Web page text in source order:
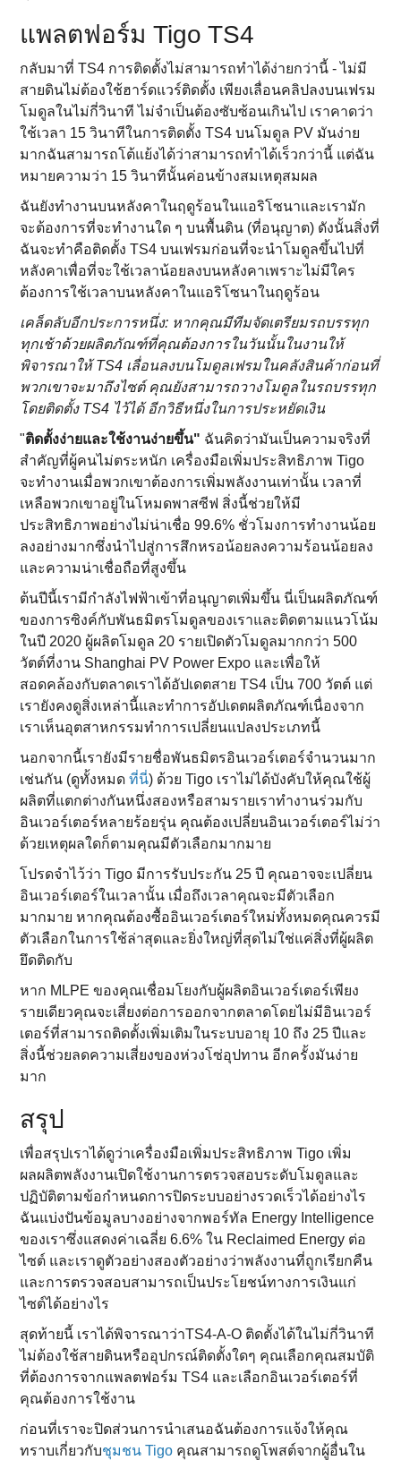
แพลตฟอร์ม Tigo TS4
กลับมาที่ TS4 การติดตั้งไม่สามารถทําได้ง่ายกว่านี้ - ไม่มี
สายดินไม่ต้องใช้ฮาร์ดแวร์ติดตั้ง เพียงเลื่อนคลิปลงบนเฟรม
โมดูลในไม่กี่วินาที ไม่จําเป็นต้องซับซ้อนเกินไป เราคาดว่า
ใช้เวลา 15 วินาทีในการติดตั้ง TS4 บนโมดูล PV มันง่าย
มากฉันสามารถโต้แย้งได้ว่าสามารถทําได้เร็วกว่านี้ แต่ฉัน
หมายความว่า 15 วินาทีนั้นค่อนข้างสมเหตุสมผล
ฉันยังทํางานบนหลังคาในฤดูร้อนในแอริโซนาและเรามัก
จะต้องการที่จะทํางานใด ๆ บนพื้นดิน (ที่อนุญาต) ดังนั้นสิ่งที่
ฉันจะทําคือติดตั้ง TS4 บนเฟรมก่อนที่จะนําโมดูลขึ้นไปที่
หลังคาเพื่อที่จะใช้เวลาน้อยลงบนหลังคาเพราะไม่มีใคร
ต้องการใช้เวลาบนหลังคาในแอริโซนาในฤดูร้อน
เคล็ดลับอีกประการหนึ่ง: หากคุณมีทีมจัดเตรียมรถบรรทุก
ทุกเช้าด้วยผลิตภัณฑ์ที่คุณต้องการในวันนั้นในงานให้
พิจารณาให้ TS4 เลื่อนลงบนโมดูลเฟรมในคลังสินค้าก่อนที่
พวกเขาจะมาถึงไซต์ คุณยังสามารถวางโมดูลในรถบรรทุก
โดยติดตั้ง TS4 ไว้ได้ อีกวิธีหนึ่งในการประหยัดเงิน
"ติดตั้งง่ายและใช้งานง่ายขึ้น" ฉันคิดว่ามันเป็นความจริงที่
สําคัญที่ผู้คนไม่ตระหนัก เครื่องมือเพิ่มประสิทธิภาพ Tigo
จะทํางานเมื่อพวกเขาต้องการเพิ่มพลังงานเท่านั้น เวลาที่
เหลือพวกเขาอยู่ในโหมดพาสซีฟ สิ่งนี้ช่วยให้มี
ประสิทธิภาพอย่างไม่น่าเชื่อ 99.6% ชั่วโมงการทํางานน้อย
ลงอย่างมากซึ่งนําไปสู่การสึกหรอน้อยลงความร้อนน้อยลง
และความน่าเชื่อถือที่สูงขึ้น
ต้นปีนี้เรามีกําลังไฟฟ้าเข้าที่อนุญาตเพิ่มขึ้น นี่เป็นผลิตภัณฑ์
ของการซิงค์กับพันธมิตรโมดูลของเราและติดตามแนวโน้ม
ในปี 2020 ผู้ผลิตโมดูล 20 รายเปิดตัวโมดูลมากกว่า 500
วัตต์ที่งาน Shanghai PV Power Expo และเพื่อให้
สอดคล้องกับตลาดเราได้อัปเดตสาย TS4 เป็น 700 วัตต์ แต่
เรายังคงดูสิ่งเหล่านี้และทําการอัปเดตผลิตภัณฑ์เนื่องจาก
เราเห็นอุตสาหกรรมทําการเปลี่ยนแปลงประเภทนี้
นอกจากนี้เรายังมีรายชื่อพันธมิตรอินเวอร์เตอร์จํานวนมาก
เช่นกัน (ดูทั้งหมดที่นี่) ด้วย Tigo เราไม่ได้บังคับให้คุณใช้ผู้
ผลิตที่แตกต่างกันหนึ่งสองหรือสามรายเราทํางานร่วมกับ
อินเวอร์เตอร์หลายร้อยรุ่น คุณต้องเปลี่ยนอินเวอร์เตอร์ไม่ว่า
ด้วยเหตุผลใดก็ตามคุณมีตัวเลือกมากมาย
โปรดจําไว้ว่า Tigo มีการรับประกัน 25 ปี คุณอาจจะเปลี่ยน
อินเวอร์เตอร์ในเวลานั้น เมื่อถึงเวลาคุณจะมีตัวเลือก
มากมาย หากคุณต้องซื้ออินเวอร์เตอร์ใหม่ทั้งหมดคุณควรมี
ตัวเลือกในการใช้ล่าสุดและยิ่งใหญ่ที่สุดไม่ใช่แค่สิ่งที่ผู้ผลิต
ยึดติดกับ
หาก MLPE ของคุณเชื่อมโยงกับผู้ผลิตอินเวอร์เตอร์เพียง
รายเดียวคุณจะเสี่ยงต่อการออกจากตลาดโดยไม่มีอินเวอร์
เตอร์ที่สามารถติดตั้งเพิ่มเติมในระบบอายุ 10 ถึง 25 ปีและ
สิ่งนี้ช่วยลดความเสี่ยงของห่วงโซ่อุปทาน อีกครั้งมันง่าย
มาก
สรุป
เพื่อสรุปเราได้ดูว่าเครื่องมือเพิ่มประสิทธิภาพ Tigo เพิ่ม
ผลผลิตพลังงานเปิดใช้งานการตรวจสอบระดับโมดูลและ
ปฏิบัติตามข้อกําหนดการปิดระบบอย่างรวดเร็วได้อย่างไร
ฉันแบ่งปันข้อมูลบางอย่างจากพอร์ทัล Energy Intelligence
ของเราซึ่งแสดงค่าเฉลี่ย 6.6% ใน Reclaimed Energy ต่อ
ไซต์ และเราดูตัวอย่างสองตัวอย่างว่าพลังงานที่ถูกเรียกคืน
และการตรวจสอบสามารถเป็นประโยชน์ทางการเงินแก่
ไซต์ได้อย่างไร
สุดท้ายนี้ เราได้พิจารณาว่าTS4-A-O ติดตั้งได้ในไม่กี่วินาที
ไม่ต้องใช้สายดินหรืออุปกรณ์ติดตั้งใดๆ คุณเลือกคุณสมบัติ
ที่ต้องการจากแพลตฟอร์ม TS4 และเลือกอินเวอร์เตอร์ที่
คุณต้องการใช้งาน
ก่อนที่เราจะปิดส่วนการนําเสนอฉันต้องการแจ้งให้คุณ
ทราบเกี่ยวกับชุมชน Tigo คุณสามารถดูโพสต์จากผู้อื่นใน